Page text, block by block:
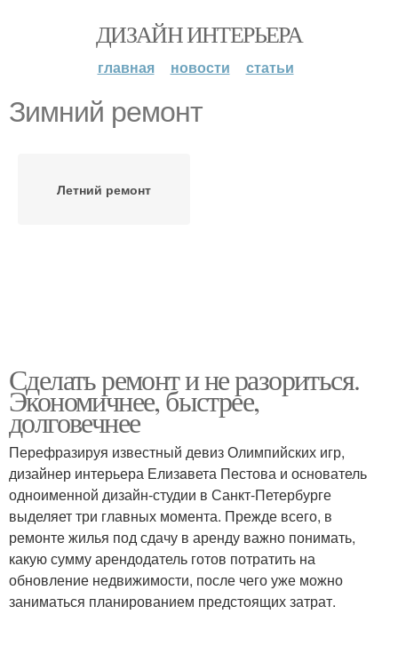
ДИЗАЙН ИНТЕРЬЕРА
главная новости статьи
Зимний ремонт
Летний ремонт
Сделать ремонт и не разориться.
Экономичнее, быстрее,
долговечнее
Перефразируя известный девиз Олимпийских игр,
дизайнер интерьера Елизaвета Пестова и основатель
одноименной дизайн-студии в Санкт-Петербурге
выделяет три главных момента. Прежде всего, в
ремонте жилья под сдачу в аренду важно понимать,
какую сумму арендодатель готов потратить на
обновление недвижимости, после чего уже можно
заниматься планированием предстоящих затрат.